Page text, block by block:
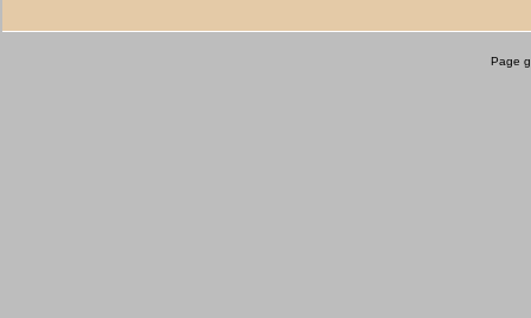
Page